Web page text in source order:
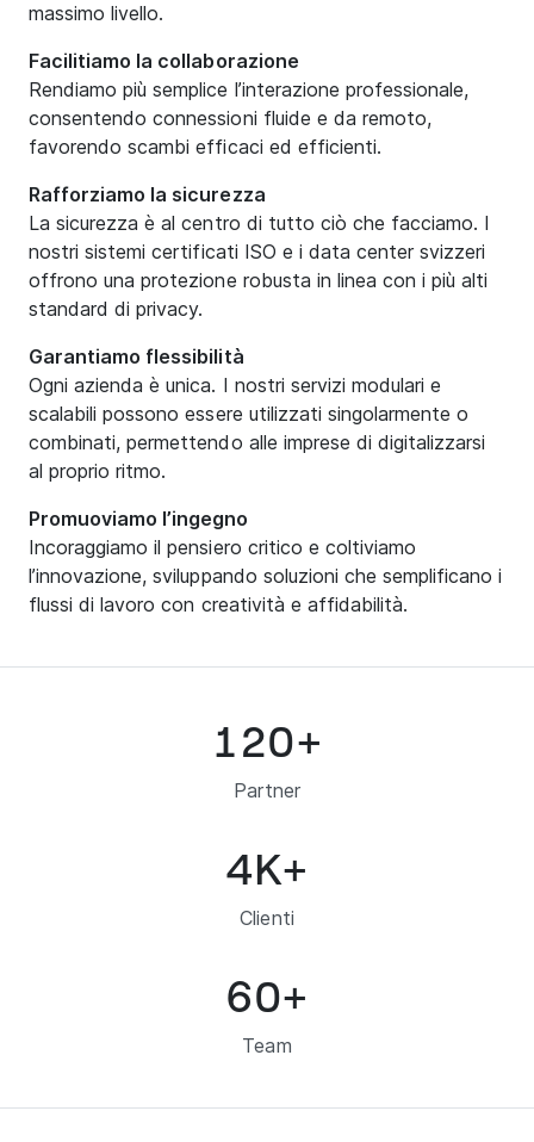
massimo livello.
Facilitiamo la collaborazione
Rendiamo più semplice l’interazione professionale,
consentendo connessioni fluide e da remoto,
favorendo scambi efficaci ed efficienti.
Rafforziamo la sicurezza
La sicurezza è al centro di tutto ciò che facciamo. I
nostri sistemi certificati ISO e i data center svizzeri
offrono una protezione robusta in linea con i più alti
standard di privacy.
Garantiamo flessibilità
Ogni azienda è unica. I nostri servizi modulari e
scalabili possono essere utilizzati singolarmente o
combinati, permettendo alle imprese di digitalizzarsi
al proprio ritmo.
Promuoviamo l’ingegno
Incoraggiamo il pensiero critico e coltiviamo
l’innovazione, sviluppando soluzioni che semplificano i
flussi di lavoro con creatività e affidabilità.
120+
Partner
4K+
Clienti
60+
Team